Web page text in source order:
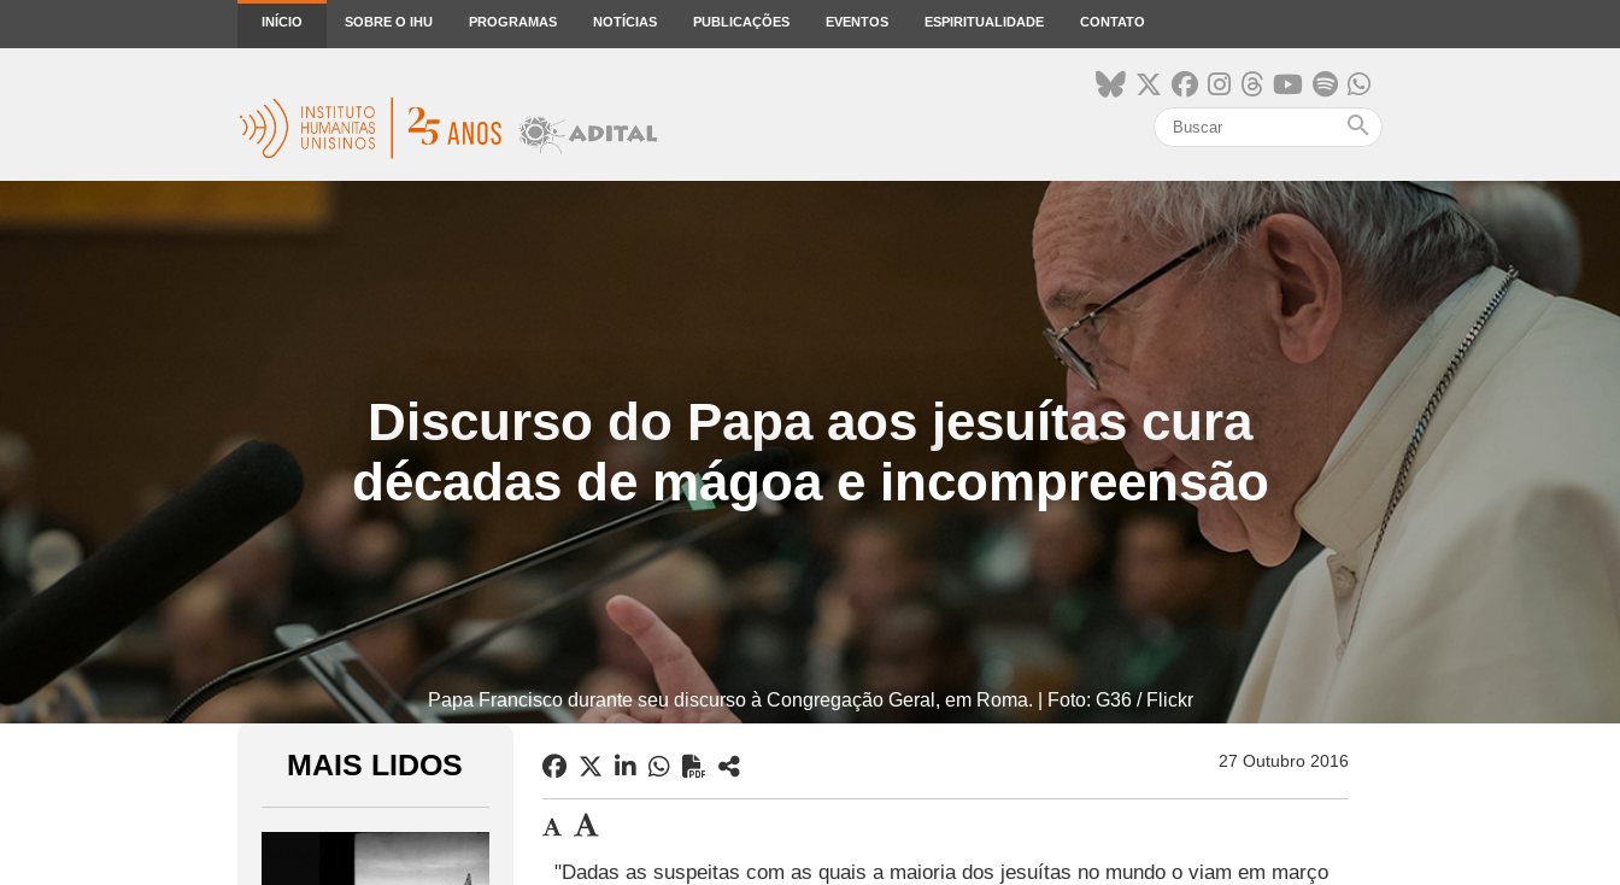
INÍCIO SOBRE O IHU PROGRAMAS NOTÍCIAS PUBLICAÇÕES EVENTOS ESPIRITUALIDADE CONTATO
search
Discurso do Papa aos jesuítas cura
décadas de mágoa e incompreensão
Papa Francisco durante seu discurso à Congregação Geral, em Roma. | Foto: G36 / Flickr
MAIS LIDOS 27 Outubro 2016
"Dadas as suspeitas com as quais a maioria dos jesuítas no mundo o viam em março